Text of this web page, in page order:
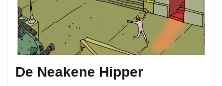
De Neakene Hipper